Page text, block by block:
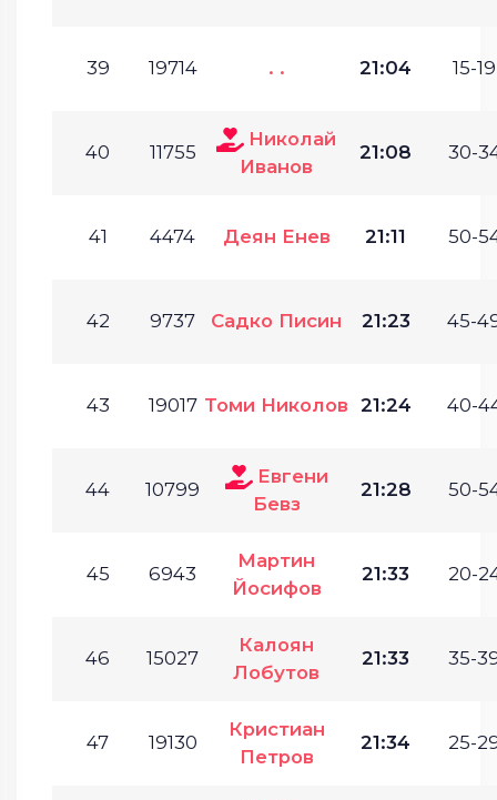
39 19714 . . 21:04 15-
40 11755
Николай
Иванов
21:08 30-
41 4474 Деян Енев 21:11 50-
42 9737 Садко Писин 21:23 45-
43 19017 Томи Николов 21:24 40-
44 10799
Евгени
Бевз
21:28 50-
45 6943
Мартин
Йосифов
21:33 20-
46 15027
Калоян
Лобутов
21:33 35-
47 19130
Кристиан
Петров
21:34 25-